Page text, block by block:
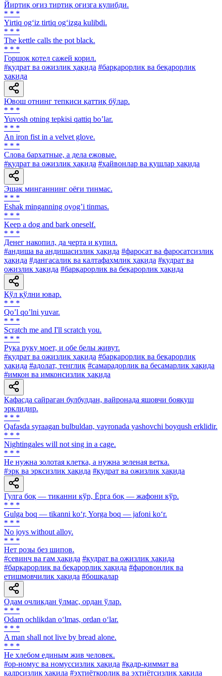
Йиртиқ оғиз тиртиқ оғизга кулибди.
* * *
Yirtiq og‘iz tirtiq og‘izga kulibdi.
* * *
The kettle calls the pot black.
* * *
Горшок котел сажей корил.
#қудрат ва ожизлик ҳақида #барқарорлик ва беқарорлик
ҳақида
Ювош отнинг тепкиси қаттиқ бўлар.
* * *
Yuvosh otning tepkisi qattiq boʼlar.
* * *
An iron fist in a velvet glove.
* * *
Слова бархатные, а дела ежовые.
#қудрат ва ожизлик ҳақида #ҳайвонлар ва қушлар ҳақида
Эшак минганнинг оёғи тинмас.
* * *
Eshak minganning oyogʼi tinmas.
* * *
Keep a dog and bark oneself.
* * *
Денег накопил, да черта и купил.
#андиша ва андишасизлик ҳақида #фаросат ва фаросатсизлик
ҳақида #дангасалик ва калтафаҳмлик ҳақида #қудрат ва
ожизлик ҳақида #барқарорлик ва беқарорлик ҳақида
Қўл қўлни ювар.
* * *
Qoʼl qoʼlni yuvar.
* * *
Scratch me and I'll scratch you.
* * *
Рука руку моет, и обе белы живут.
#қудрат ва ожизлик ҳақида #барқарорлик ва беқарорлик
ҳақида #адолат, тенглик #самарадорлик ва бесамарлик ҳақида
#имкон ва имконсизлик ҳақида
Қафасда сайраган булбулдан, вайронада яшовчи бояқуш
эрклидир.
* * *
Qafasda syraagan bulbuldan, vayronada yashovchi boyqush erklidir.
* * *
Nightingales will not sing in a cage.
* * *
He нужна золотая клетка, а нужна зеленая ветка.
#эрк ва эрксизлик ҳақида #қудрат ва ожизлик ҳақида
Гулга боқ — тиканни кўр, Ёрга боқ — жафони кўр.
* * *
Gulga boq — tikanni ko‘r, Yorga boq — jafoni ko‘r.
* * *
No joys without alloy.
* * *
Нет розы без шипов.
#севинч ва ғам ҳақида #қудрат ва ожизлик ҳақида
#барқарорлик ва беқарорлик ҳақида #фаровонлик ва
етишмовчилик ҳақида #бошқалар
Одам очликдан ўлмас, ордан ўлар.
* * *
Odam ochlikdan o‘lmas, ordan o‘lar.
* * *
A man shall not live by bread alone.
* * *
He хлебом единым жив человек.
#ор-номус ва номуссизлик ҳақида #қадр-қиммат ва
қадрсизлик ҳақида #эҳтиёткорлик ва эҳтиётсизлик ҳақида